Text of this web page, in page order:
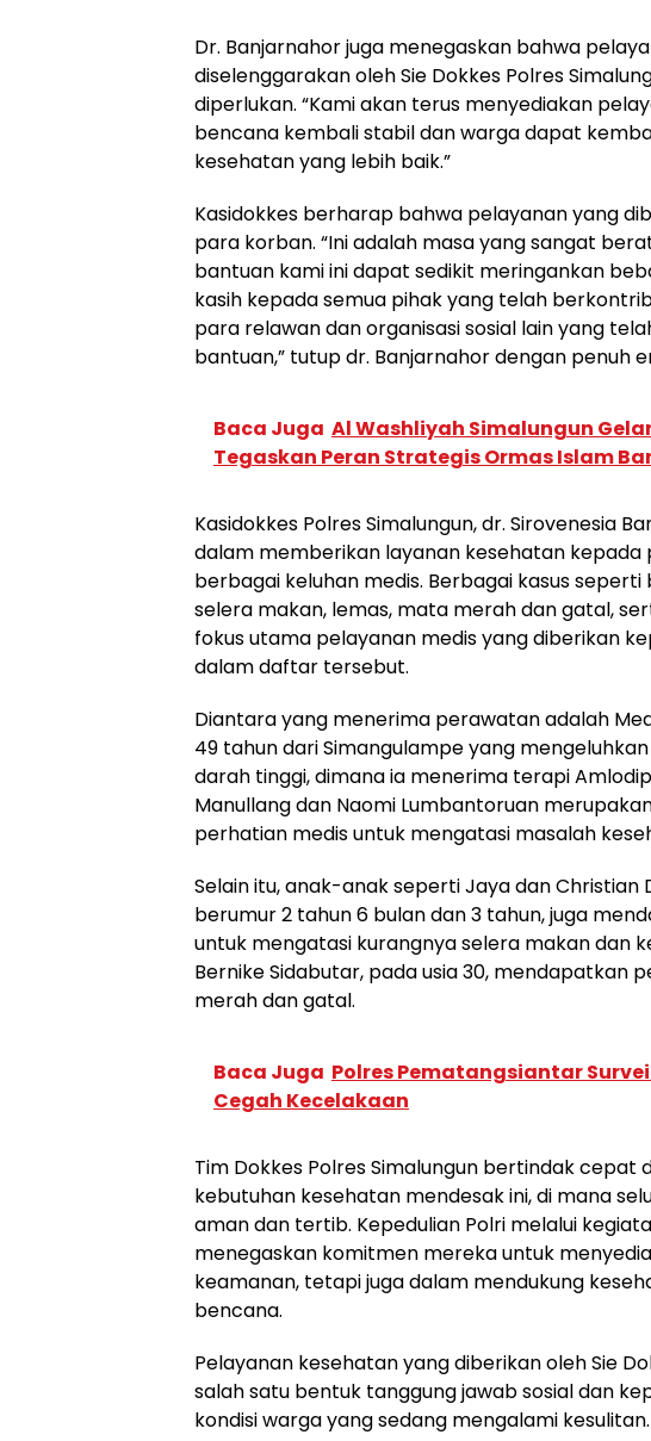
Dr. Banjarnahor juga menegaskan bahwa
diselenggarakan oleh Sie Dokkes Polres
diperlukan. “Kami akan terus menyediakan
bencana kembali stabil dan warga dapat
kesehatan yang lebih baik.”
Kasidokkes berharap bahwa pelayanan yang
para korban. “Ini adalah masa yang sangat
bantuan kami ini dapat sedikit meringankan
kasih kepada semua pihak yang telah
para relawan dan organisasi sosial lain yang
bantuan,” tutup dr. Banjarnahor dengan penuh
Baca Juga Al Washliyah Simalungun
Tegaskan Peran Strategis Ormas Islam
Kasidokkes Polres Simalungun, dr. Sirovenesia
dalam memberikan layanan kesehatan
berbagai keluhan medis. Berbagai kasus
selera makan, lemas, mata merah dan gatal,
fokus utama pelayanan medis yang diberikan
dalam daftar tersebut.
Diantara yang menerima perawatan adalah
49 tahun dari Simangulampe yang
darah tinggi, dimana ia menerima terapi
Manullang dan Naomi Lumbantoruan
perhatian medis untuk mengatasi masalah
Selain itu, anak-anak seperti Jaya dan Christian
berumur 2 tahun 6 bulan dan 3 tahun, juga
untuk mengatasi kurangnya selera makan dan
Bernike Sidabutar, pada usia 30, mendapatkan
merah dan gatal.
Baca Juga Polres Pematangsiantar
Cegah Kecelakaan
Tim Dokkes Polres Simalungun bertindak
kebutuhan kesehatan mendesak ini, di mana
aman dan tertib. Kepedulian Polri melalui
menegaskan komitmen mereka untuk
keamanan, tetapi juga dalam mendukung
bencana.
Pelayanan kesehatan yang diberikan oleh Sie
salah satu bentuk tanggung jawab sosial dan
kondisi warga yang sedang mengalami